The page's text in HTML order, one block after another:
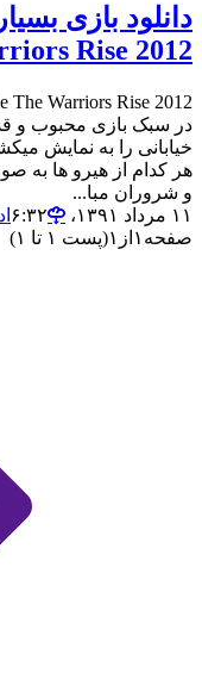
Rise 2012
خیابانی را به نمایش
هر کدام از هیرو ها به
و شروران مبا...
۱۱ مرداد ۱۳۹۱،‏ ۶:۳۲
صفحه ۱ از ۱(پست ۱ تا ۱)